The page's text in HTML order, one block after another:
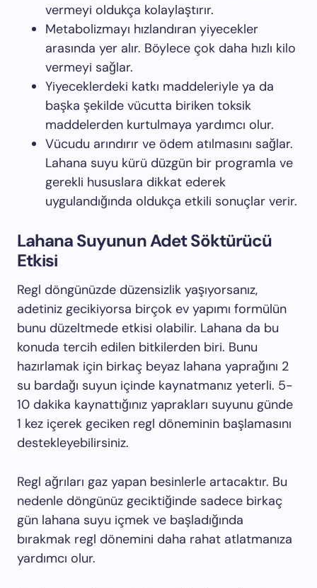
vermeyi oldukça kolaylaştırır.
Metabolizmayı hızlandıran yiyecekler
arasında yer alır. Böylece çok daha hızlı kilo
vermeyi sağlar.
Yiyeceklerdeki katkı maddeleriyle ya da
başka şekilde vücutta biriken toksik
maddelerden kurtulmaya yardımcı olur.
Vücudu arındırır ve ödem atılmasını sağlar.
Lahana suyu kürü düzgün bir programla ve
gerekli hususlara dikkat ederek
uygulandığında oldukça etkili sonuçlar verir.
Lahana Suyunun Adet Söktürücü
Etkisi
Regl döngünüzde düzensizlik yaşıyorsanız,
adetiniz gecikiyorsa birçok ev yapımı formülün
bunu düzeltmede etkisi olabilir. Lahana da bu
konuda tercih edilen bitkilerden biri. Bunu
hazırlamak için birkaç beyaz lahana yaprağını 2
su bardağı suyun içinde kaynatmanız yeterli. 5-
10 dakika kaynattığınız yaprakları suyunu günde
1 kez içerek geciken regl döneminin başlamasını
destekleyebilirsiniz.
Regl ağrıları gaz yapan besinlerle artacaktır. Bu
nedenle döngünüz geciktiğinde sadece birkaç
gün lahana suyu içmek ve başladığında
bırakmak regl dönemini daha rahat atlatmanıza
yardımcı olur.